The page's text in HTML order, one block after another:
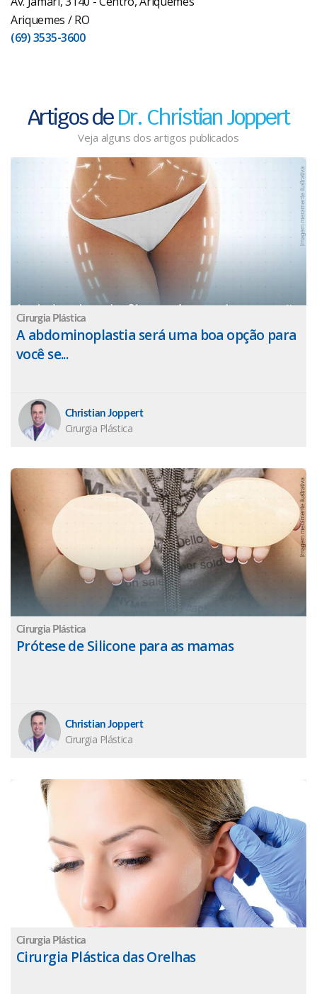
Ariquemes / RO
(69) 3535-3600
Artigos deDr. Christian Joppert
Veja alguns dos artigos publicados
Cirurgia Plástica
A abdominoplastia será uma boa opção para
você se...
Christian Joppert
Cirurgia Plástica
Cirurgia Plástica
Prótese de Silicone para as mamas
Christian Joppert
Cirurgia Plástica
Cirurgia Plástica
Cirurgia Plástica das Orelhas